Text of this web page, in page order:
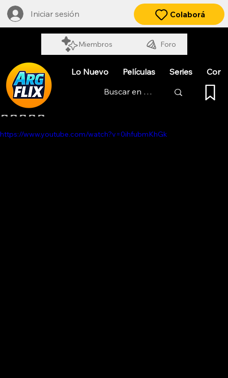
Iniciar sesión
Miembros Foro
Colaborá
Lo Nuevo Películas Series
UNA MIRADA DEFINIDA
Obtuvo NaN de 5 estrellas.
https://www.youtube.com/watch?v=0ihfubmKhGk